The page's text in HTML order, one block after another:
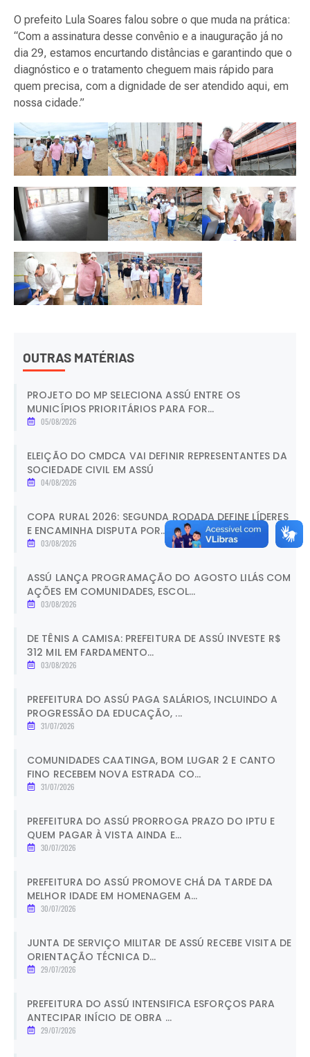
O prefeito Lula Soares falou sobre o que muda na prática:
“Com a assinatura desse convênio e a inauguração já no
dia 29, estamos encurtando distâncias e garantindo que o
diagnóstico e o tratamento cheguem mais rápido para
quem precisa, com a dignidade de ser atendido aqui, em
nossa cidade.”
OUTRAS MATÉRIAS
PROJETO DO MP SELECIONA ASSÚ ENTRE OS
MUNICÍPIOS PRIORITÁRIOS PARA FOR...
05/08/2026
ELEIÇÃO DO CMDCA VAI DEFINIR REPRESENTANTES DA
SOCIEDADE CIVIL EM ASSÚ
04/08/2026
COPA RURAL 2026: SEGUNDA RODADA DEFINE LÍDERES
E ENCAMINHA DISPUTA POR...
03/08/2026
ASSÚ LANÇA PROGRAMAÇÃO DO AGOSTO LILÁS COM
AÇÕES EM COMUNIDADES, ESCOL...
03/08/2026
DE TÊNIS A CAMISA: PREFEITURA DE ASSÚ INVESTE R$
312 MIL EM FARDAMENTO...
03/08/2026
PREFEITURA DO ASSÚ PAGA SALÁRIOS, INCLUINDO A
PROGRESSÃO DA EDUCAÇÃO, ...
31/07/2026
COMUNIDADES CAATINGA, BOM LUGAR 2 E CANTO
FINO RECEBEM NOVA ESTRADA CO...
31/07/2026
PREFEITURA DO ASSÚ PRORROGA PRAZO DO IPTU E
QUEM PAGAR À VISTA AINDA E...
30/07/2026
PREFEITURA DO ASSÚ PROMOVE CHÁ DA TARDE DA
MELHOR IDADE EM HOMENAGEM A...
30/07/2026
JUNTA DE SERVIÇO MILITAR DE ASSÚ RECEBE VISITA DE
ORIENTAÇÃO TÉCNICA D...
29/07/2026
PREFEITURA DO ASSÚ INTENSIFICA ESFORÇOS PARA
ANTECIPAR INÍCIO DE OBRA ...
29/07/2026